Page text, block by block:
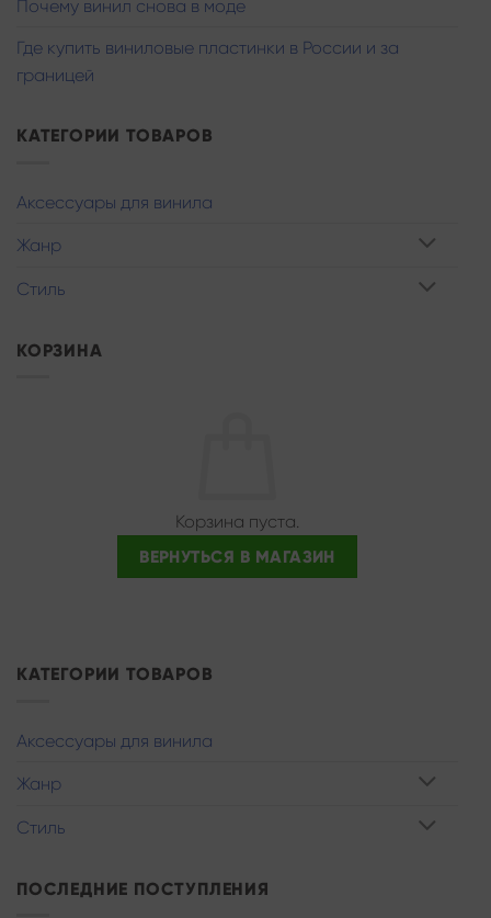
Почему винил снова в моде
Где купить виниловые пластинки в России и за
границей
КАТЕГОРИИ ТОВАРОВ
Аксессуары для винила
Жанр
Стиль
КОРЗИНА
Корзина пуста.
ВЕРНУТЬСЯ В МАГАЗИН
КАТЕГОРИИ ТОВАРОВ
Аксессуары для винила
Жанр
Стиль
ПОСЛЕДНИЕ ПОСТУПЛЕНИЯ